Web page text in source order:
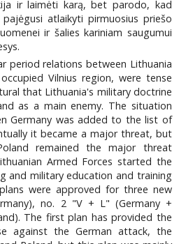
ir laimėti karą, bet parodo, kad
atlaikyti pirmuosius priešo
ir šalies kariniam saugumui
period relations between Lithuania
Vilnius region, were tense
that Lithuania's military doctrine
as a main enemy. The situation
Germany was added to the list of
it became a major threat, but
remained the major threat
Armed Forces started the
and military education and training
were approved for three new
no. 2 "V + L" (Germany +
The first plan has provided the
against the German attack, the